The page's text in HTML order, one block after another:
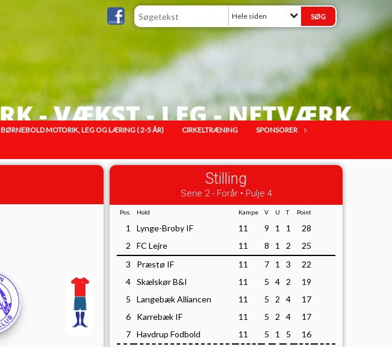
Hele siden
BØRNEBOLD MOTORIK, LEG OG LÆRING ( 2-5 ÅR) CIRKELTRÆNING SPONSORER
Stilling
Serie 2 - Forår • Pulje 4
Pos. Hold Kampe V U T Point
1 Lynge-Broby IF 11 9 1 1
28
2
FC Lejre 11 8 1 2
25
3
Præstø IF 11 7 1 3
22
4 Skælskør B&I 11 5 4 2
19
5
Langebæk Alliancen 11 5 2 4
17
6
Karrebæk IF 11 5 2 4
17
7 Havdrup Fodbold 11 5 1 5
16